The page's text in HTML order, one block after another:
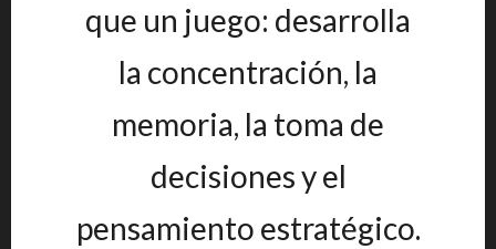
que un juego: desarrolla
la concentración, la
memoria, la toma de
decisiones y el
pensamiento estratégico.